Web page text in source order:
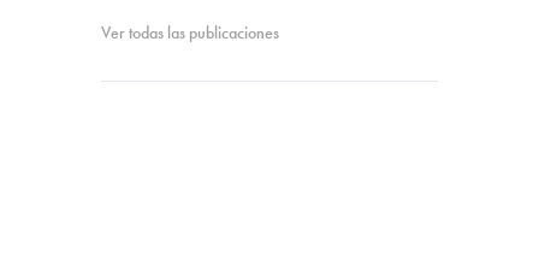
Ver todas las publicaciones